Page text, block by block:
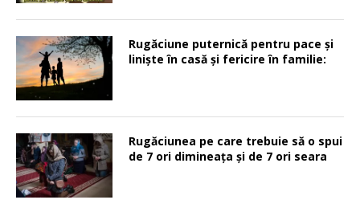
Rugăciune puternică pentru pace şi
linişte în casă şi fericire în familie:
Rugăciunea pe care trebuie să o spui
de 7 ori dimineața și de 7 ori seara